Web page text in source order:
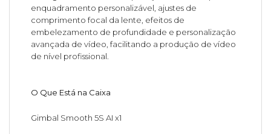
enquadramento personalizável, ajustes de
comprimento focal da lente, efeitos de
embelezamento de profundidade e personalização
avançada de vídeo, facilitando a produção de vídeo
de nível profissional.
O Que Está na Caixa
Gimbal Smooth 5S AI x1